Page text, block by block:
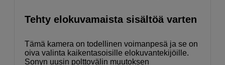
Tehty elokuvamaista sisältöä varten
Tämä kamera on todellinen voimanpesä ja se on
oiva valinta kaikentasoisille elokuvantekijöille.
Sonyn uusin polttovälin muutoksen